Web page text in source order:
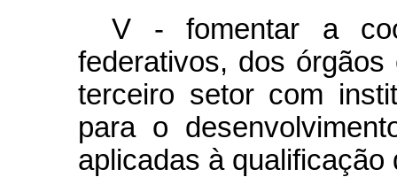
V - fomentar a
federativos, dos
terceiro setor com
para o
aplicadas à